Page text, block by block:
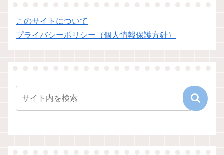
このサイトについて
プライバシーポリシー（個人情報保護方針）